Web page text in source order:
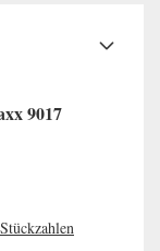
9017